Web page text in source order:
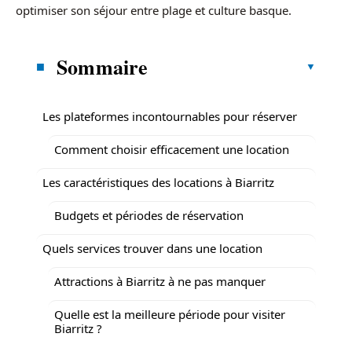
optimiser son séjour entre plage et culture basque.
Sommaire
Les plateformes incontournables pour réserver
Comment choisir efficacement une location
Les caractéristiques des locations à Biarritz
Budgets et périodes de réservation
Quels services trouver dans une location
Attractions à Biarritz à ne pas manquer
Quelle est la meilleure période pour visiter
Biarritz ?